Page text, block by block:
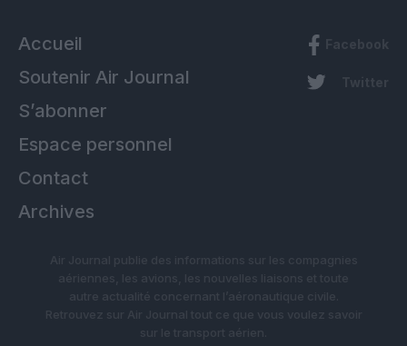
Accueil
Soutenir Air Journal
S’abonner
Espace personnel
Contact
Archives